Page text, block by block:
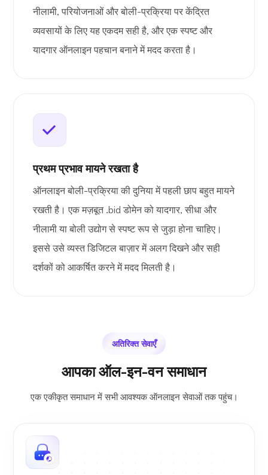
नीलामी, परियोजनाओं और बोली-प्रक्रिया पर केंद्रित
व्यवसायों के लिए यह एकदम सही है, और एक स्पष्ट और
यादगार ऑनलाइन पहचान बनाने में मदद करता है।
प्रथम प्रभाव मायने रखता है
ऑनलाइन बोली-प्रक्रिया की दुनिया में पहली छाप बहुत मायने
रखती है। एक मज़बूत .bid डोमेन को यादगार, सीधा और
नीलामी या बोली उद्योग से स्पष्ट रूप से जुड़ा होना चाहिए।
इससे उसे व्यस्त डिजिटल बाज़ार में अलग दिखने और सही
दर्शकों को आकर्षित करने में मदद मिलती है।
अतिरिक्त सेवाएँ
आपका ऑल-इन-वन समाधान
एक एकीकृत समाधान में सभी आवश्यक ऑनलाइन सेवाओं तक पहुंच।